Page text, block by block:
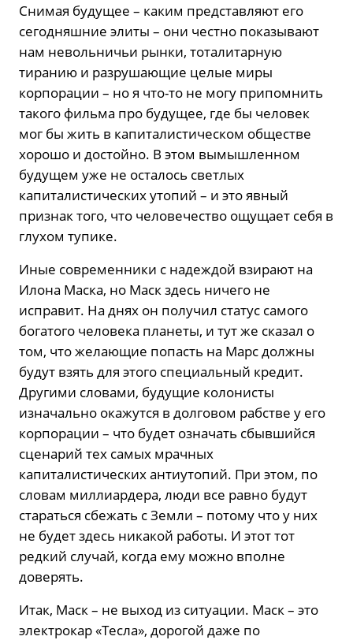
Снимая будущее – каким представляют его
сегодняшние элиты – они честно показывают
нам невольничьи рынки, тоталитарную
тиранию и разрушающие целые миры
корпорации – но я что-то не могу припомнить
такого фильма про будущее, где бы человек
мог бы жить в капиталистическом обществе
хорошо и достойно. В этом вымышленном
будущем уже не осталось светлых
капиталистических утопий – и это явный
признак того, что человечество ощущает себя в
глухом тупике.
Иные современники с надеждой взирают на
Илона Маска, но Маск здесь ничего не
исправит. На днях он получил статус самого
богатого человека планеты, и тут же сказал о
том, что желающие попасть на Марс должны
будут взять для этого специальный кредит.
Другими словами, будущие колонисты
изначально окажутся в долговом рабстве у его
корпорации – что будет означать сбывшийся
сценарий тех самых мрачных
капиталистических антиутопий. При этом, по
словам миллиардера, люди все равно будут
стараться сбежать с Земли – потому что у них
не будет здесь никакой работы. И этот тот
редкий случай, когда ему можно вполне
доверять.
Итак, Маск – не выход из ситуации. Маск – это
электрокар «Тесла», дорогой даже по